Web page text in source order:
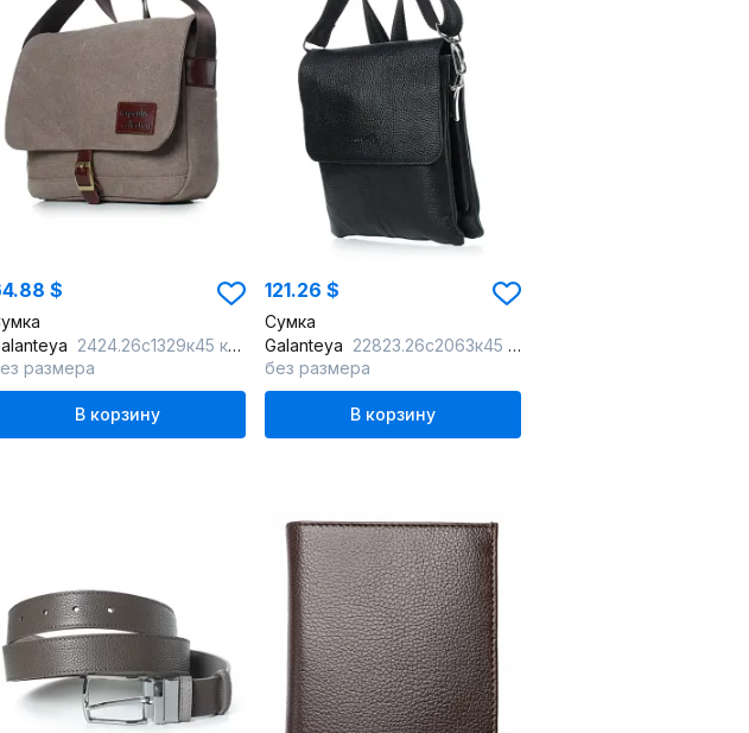
$
2424.26с1329к45 кофе/коричн
размера
В корзину
121.26 $
Сумка
Galanteya 22823.26с2063к45 черный/серый
без размера
В корзину